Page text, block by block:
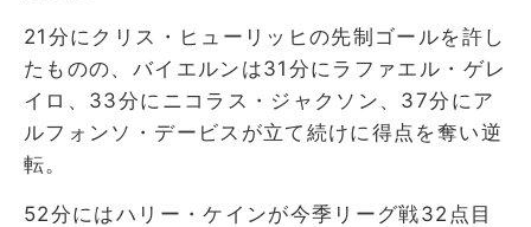
21分にクリス・ヒューリッヒの先制ゴールを許し
たものの、バイエルンは31分にラファエル・ゲレ
イロ、33分にニコラス・ジャクソン、37分にア
ルフォンソ・デービスが立て続けに得点を奪い逆
転。
52分にはハリー・ケインが今季リーグ戦32点目